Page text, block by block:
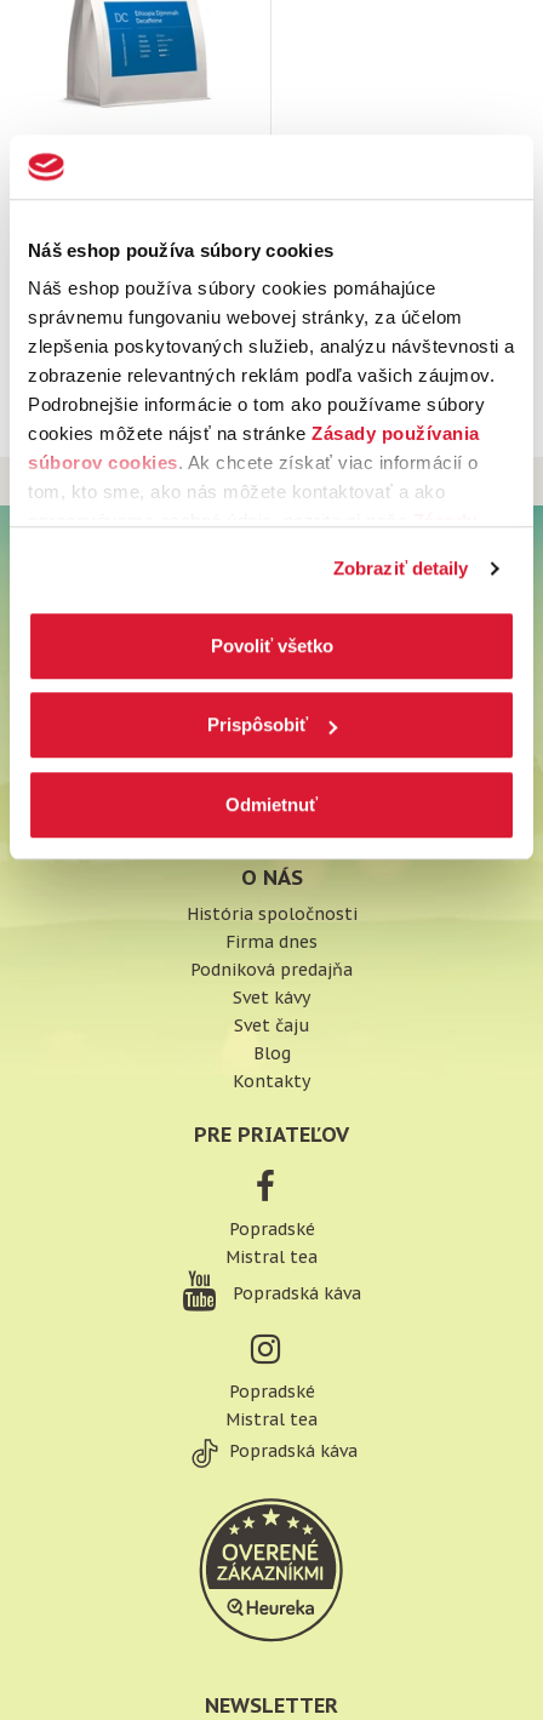
Náš eshop používa súbory cookies
Náš eshop používa súbory cookies pomáhajúce
správnemu fungovaniu webovej stránky, za účelom
zlepšenia poskytovaných služieb, analýzu návštevnosti a
zobrazenie relevantných reklám podľa vašich záujmov.
Podrobnejšie informácie o tom ako používame súbory
cookies môžete nájsť na stránke Zásady používania
súborov cookies. Ak chcete získať viac informácií o
tom, kto sme, ako nás môžete kontaktovať a ako
„Povoliť všetko“ vyjadríte svoj súhlas s používaním
zamietnuť, upravte preferencie kliknutím na tlačítko
Zobraziť detaily
Povoliť všetko
Prispôsobiť
Odmietnuť
Ethiopia Djimmah 250 g
kávovníkov. Najznámejšia
legenda hovorí, že povzbudivú
silu kávových zŕnobjavil …
7,90€
85 ks na sklade
DOPRAVA NA SLOVENSKO ZDARMA PRI NÁKUPE NAD 49 €
Možnosti platby
Obchodné podmienky
Odstúpiť od zmluvy tu
Ochrana osobných údajov
Používanie súborov cookies
Nastavenie cookies
O NÁS
História spoločnosti
Firma dnes
Podniková predajňa
Svet kávy
Svet čaju
Blog
Kontakty
PRE PRIATEĽOV
Popradské
Mistral tea
Popradská káva
Popradské
Mistral tea
Popradská káva
NEWSLETTER